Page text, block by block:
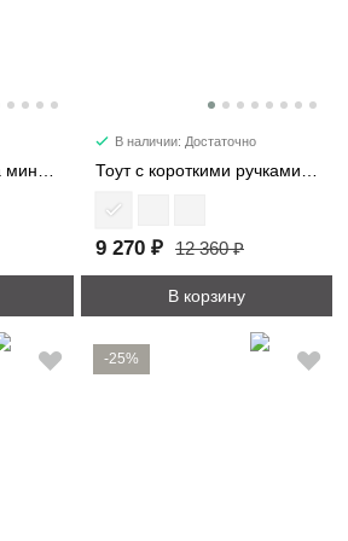
В наличии: Достаточно
9 270 ₽ 12 360 ₽
В корзину
-25%